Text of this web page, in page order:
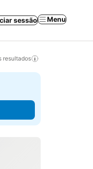
sessão Menu
resultados